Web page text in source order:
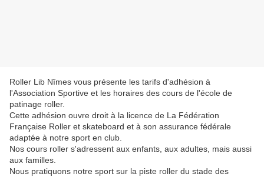
Roller Lib Nîmes vous présente les tarifs d'adhésion à
l'Association Sportive et les horaires des cours de l'école de
patinage roller.
Cette adhésion ouvre droit à la licence de La Fédération
Française Roller et skateboard et à son assurance fédérale
adaptée à notre sport en club.
Nos cours roller s'adressent aux enfants, aux adultes, mais aussi
aux familles.
Nous pratiquons notre sport sur la piste roller du stade des